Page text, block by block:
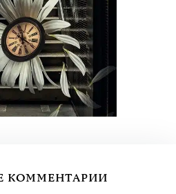
КОММЕНТАРИИ